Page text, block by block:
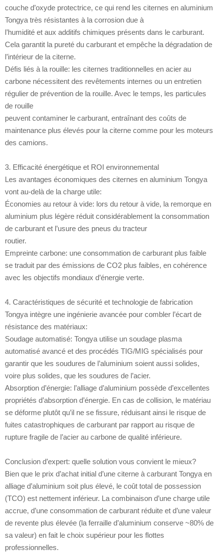
couche d’oxyde protectrice, ce qui rend les citernes en aluminium
Tongya très résistantes à la corrosion due à
l’humidité et aux additifs chimiques présents dans le carburant.
Cela garantit la pureté du carburant et empêche la dégradation de
l’intérieur de la citerne.
Défis liés à la rouille: les citernes traditionnelles en acier au
carbone nécessitent des revêtements internes ou un entretien
régulier de prévention de la rouille. Avec le temps, les particules
de rouille
peuvent contaminer le carburant, entraînant des coûts de
maintenance plus élevés pour la citerne comme pour les moteurs
des camions.
3. Efficacité énergétique et ROI environnemental
Les avantages économiques des citernes en aluminium Tongya
vont au-delà de la charge utile:
Économies au retour à vide: lors du retour à vide, la remorque en
aluminium plus légère réduit considérablement la consommation
de carburant et l’usure des pneus du tracteur
routier.
Empreinte carbone: une consommation de carburant plus faible
se traduit par des émissions de CO2 plus faibles, en cohérence
avec les objectifs mondiaux d’énergie verte.
4. Caractéristiques de sécurité et technologie de fabrication
Tongya intègre une ingénierie avancée pour combler l’écart de
résistance des matériaux:
Soudage automatisé: Tongya utilise un soudage plasma
automatisé avancé et des procédés TIG/MIG spécialisés pour
garantir que les soudures de l’aluminium soient aussi solides,
voire plus solides, que les soudures de l’acier.
Absorption d’énergie: l’alliage d’aluminium possède d’excellentes
propriétés d’absorption d’énergie. En cas de collision, le matériau
se déforme plutôt qu’il ne se fissure, réduisant ainsi le risque de
fuites catastrophiques de carburant par rapport au risque de
rupture fragile de l’acier au carbone de qualité inférieure.
Conclusion d’expert: quelle solution vous convient le mieux?
Bien que le prix d’achat initial d’une citerne à carburant Tongya en
alliage d’aluminium soit plus élevé, le coût total de possession
(TCO) est nettement inférieur. La combinaison d’une charge utile
accrue, d’une consommation de carburant réduite et d’une valeur
de revente plus élevée (la ferraille d’aluminium conserve ~80% de
sa valeur) en fait le choix supérieur pour les flottes
professionnelles.